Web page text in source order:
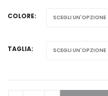
COLORE
TAGLIA